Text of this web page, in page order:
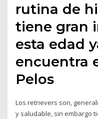
rutina de
tiene gran
esta edad
encuentra
Pelos
Los retrievers son,
y saludable, sin embargo